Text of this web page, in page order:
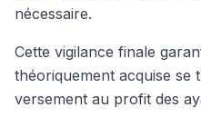
nécessaire.
Cette vigilance finale
théoriquement acquise se
versement au profit des